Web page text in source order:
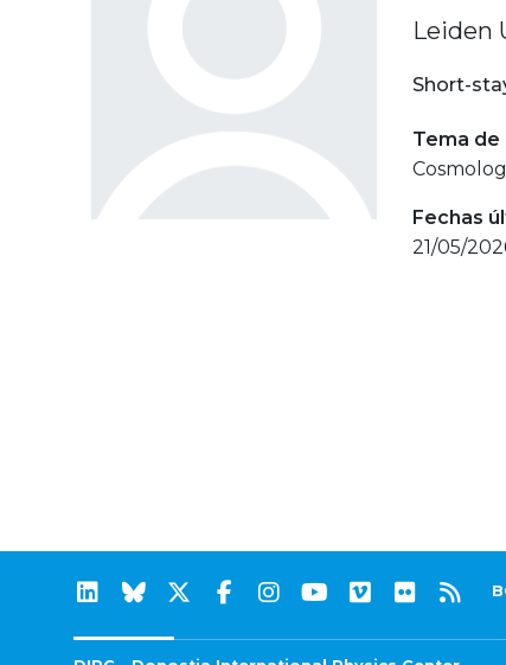
Leiden
Short-
Tema
Fechas
21/05/